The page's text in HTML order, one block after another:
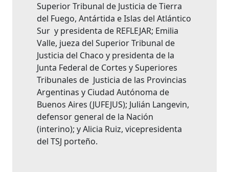
Superior Tribunal de Justicia de Tierra
del Fuego, Antártida e Islas del Atlántico
Sur y presidenta de REFLEJAR; Emilia
Valle, jueza del Superior Tribunal de
Justicia del Chaco y presidenta de la
Junta Federal de Cortes y Superiores
Tribunales de Justicia de las Provincias
Argentinas y Ciudad Autónoma de
Buenos Aires (JUFEJUS); Julián Langevin,
defensor general de la Nación
(interino); y Alicia Ruiz, vicepresidenta
del TSJ porteño.